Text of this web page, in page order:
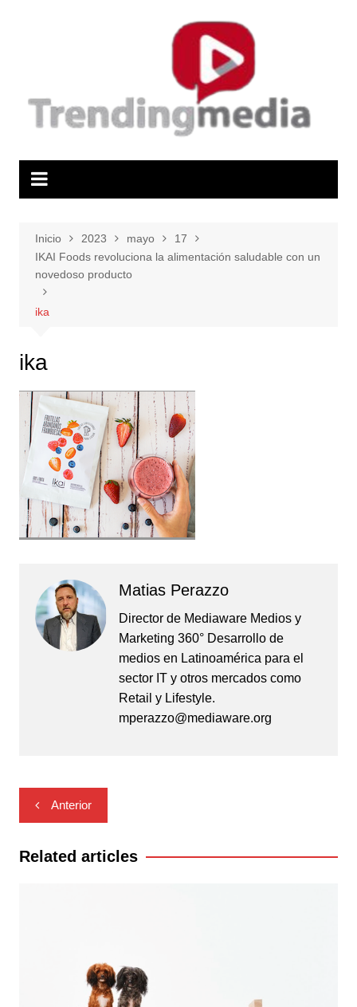
Inicio 2023 mayo
17
IKAI Foods revoluciona la alimentación saludable con un
novedoso producto
ika
ika
Matias Perazzo
Director de Mediaware Medios y
Marketing 360° Desarrollo de
medios en Latinoamérica para el
sector IT y otros mercados como
Retail y Lifestyle.
mperazzo@mediaware.org
Navegación
de
entradas
Anterior
Related articles